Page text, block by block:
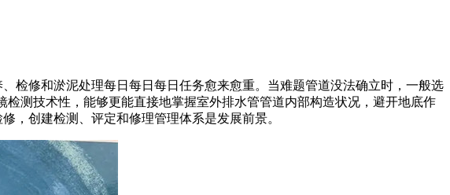
检修和淤泥处理每日每日每日任务愈来愈重。当难题管道没法确立时，一般选
测技术性，能够更能直接地掌握室外排水管管道内部构造状况，避开地底作
，创建检测、评定和修理管理体系是发展前景。